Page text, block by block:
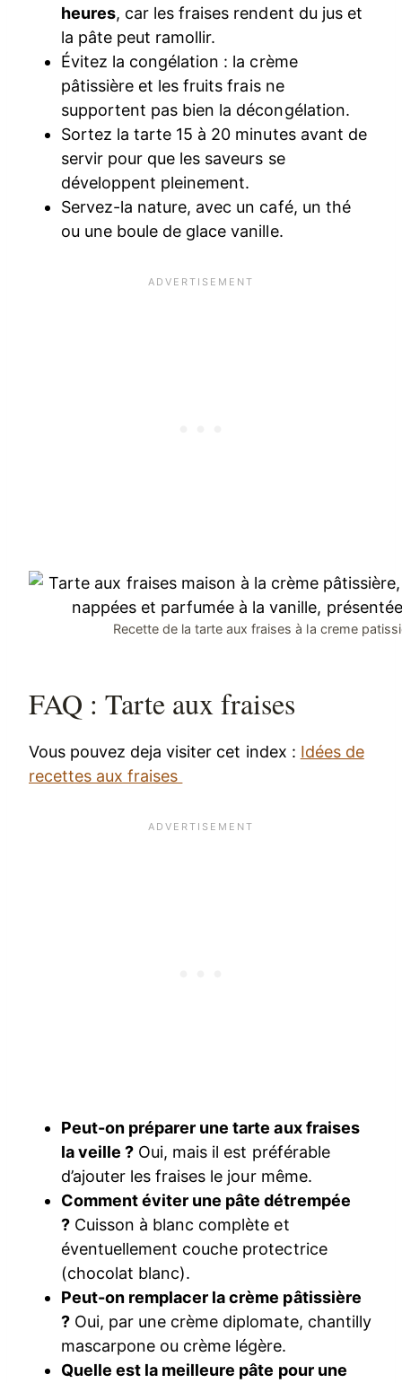
heures, car les fraises rendent du jus et
la pâte peut ramollir.
Évitez la congélation : la crème
pâtissière et les fruits frais ne
supportent pas bien la décongélation.
Sortez la tarte 15 à 20 minutes avant de
servir pour que les saveurs se
développent pleinement.
Servez-la nature, avec un café, un thé
ou une boule de glace vanille.
Recette de la tarte aux fraises à la creme
FAQ : Tarte aux fraises
Vous pouvez deja visiter cet index : Idées de
recettes aux fraises
Peut-on préparer une tarte aux fraises
la veille ? Oui, mais il est préférable
d’ajouter les fraises le jour même.
Comment éviter une pâte détrempée
? Cuisson à blanc complète et
éventuellement couche protectrice
(chocolat blanc).
Peut-on remplacer la crème pâtissière
? Oui, par une crème diplomate, chantilly
mascarpone ou crème légère.
Quelle est la meilleure pâte pour une